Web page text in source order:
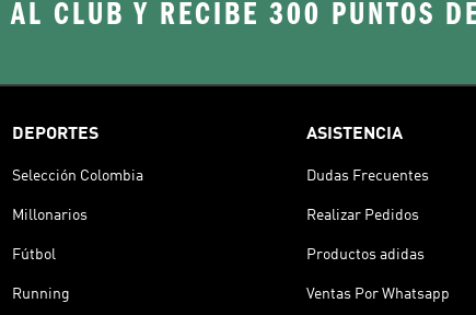
AL CLUB Y RECIBE 300 PUNTOS
DEPORTES
Selección Colombia
Millonarios
Fútbol
Running
ASISTENCIA
Dudas Frecuentes
Realizar Pedidos
Productos adidas
Ventas Por Whatsapp